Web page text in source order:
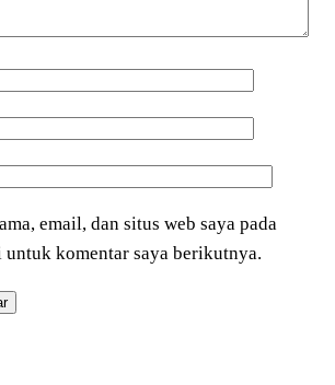
email, dan situs web saya pada
untuk komentar saya berikutnya.